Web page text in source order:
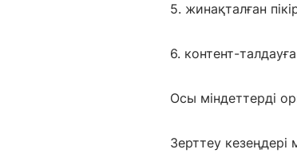
5. жинақталған
6. контент-
Осы міндеттерді
Зерттеу